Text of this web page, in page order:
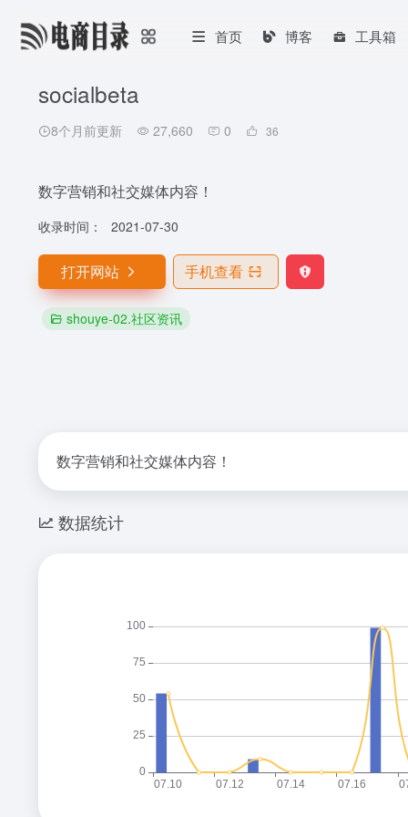
首页 博客 工具箱
socialbeta
8个月前更新 27,660 0 36
数字营销和社交媒体内容！
收录时间： 2021-07-30
打开网站 手机查看
shouye-02.社区资讯
数字营销和社交媒体内容！
数据统计